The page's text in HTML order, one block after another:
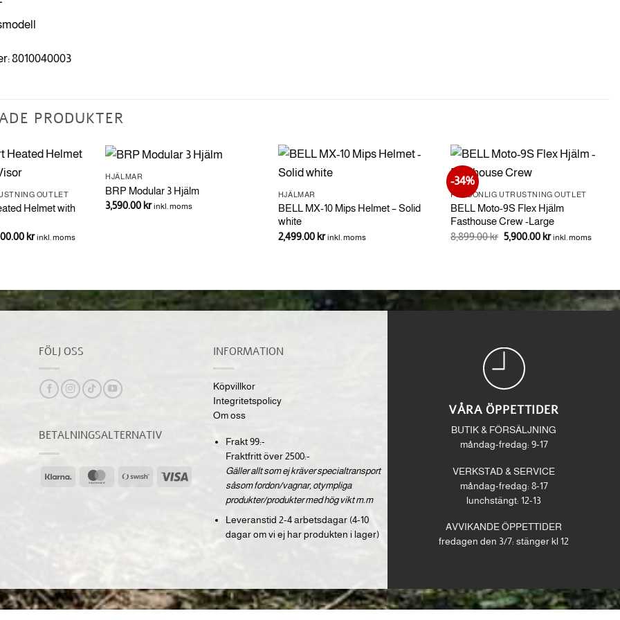
8010040003
PRODUKTER
OUTLET
Helmet with
krDet
inkl. moms
HJÄLMAR
BRP Modular 3 Hjälm
3,590.00 kr inkl. moms
HJÄLMAR
BELL MX-10 Mips Helmet – Solid
white
2,499.00 kr inkl. moms
-34%
PERSONLIG UTRUSTNING OUTLET
BELL Moto-9S Flex Hjälm
Fasthouse Crew -Large
8,899.00kr Det
5,900.00 krDet
inkl. moms
FÖLJ OSS
BETALNINGSALTERNATIV
Klarna MasterCardSwish
INFORMATION
Köpvillkor
Integritetspolicy
Om oss
Frakt 99:-
Fraktfritt över 2500:-
Gäller allt som ej kräver specialtransport
såsom fordon/vagnar, otympliga
produkter/produkter med hög vikt m.m
Leveranstid 2-4 arbetsdagar (4-10
dagar om vi ej har produkten i lager)
VÅRA ÖPPETTIDER
BUTIK & FÖRSÄLJNING
måndag-fredag: 9-17
VERKSTAD & SERVICE
måndag-fredag: 8-17
lunchstängt: 12-13
AVVIKANDE ÖPPETTIDER
fredagen den 3/7: stänger kl 12